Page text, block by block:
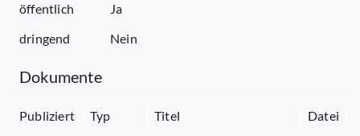
öffentlich
Ja
dringend
Nein
Dokumente
Publiziert Typ Titel
Datei